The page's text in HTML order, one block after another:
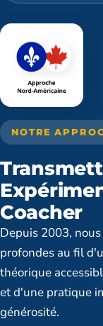
NOTRE
Coacher
Depuis 2003,
profondes au fil
théorique
et d'une pratique
générosité.